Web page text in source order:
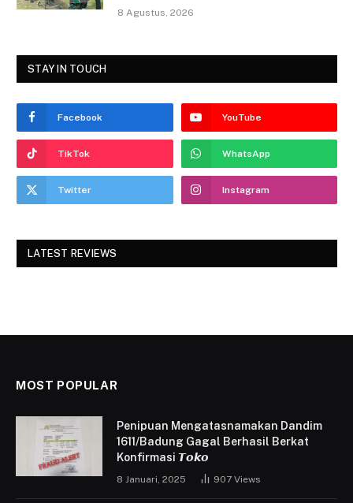
8 Agustus, 2026
STAY IN TOUCH
Facebook YouTube
TikTok WhatsApp
Twitter Instagram
LATEST REVIEWS
MOST POPULAR
Penipuan Mengatasnamakan Dandim
1611/Badung Gagal Berhasil Berkat
Konfirmasi 𝙏𝙤𝙠𝙤
8 Januari, 2025 907 Views